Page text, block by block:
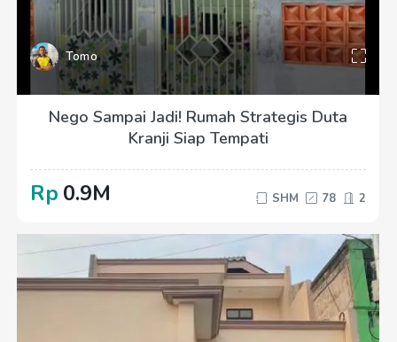
Tomo
Nego Sampai Jadi! Rumah Strategis Duta
Kranji Siap Tempati
Rp 0.9M SHM 78 2